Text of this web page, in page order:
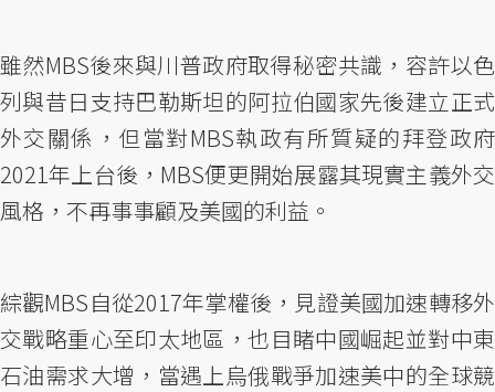
雖然MBS後來與川普政府取得秘密共識，容許以色
列與昔日支持巴勒斯坦的阿拉伯國家先後建立正式
外交關係，但當對MBS執政有所質疑的拜登政府
2021年上台後，MBS便更開始展露其現實主義外交
風格，不再事事顧及美國的利益。
綜觀MBS自從2017年掌權後，見證美國加速轉移外
交戰略重心至印太地區，也目睹中國崛起並對中東
石油需求大增，當遇上烏俄戰爭加速美中的全球競